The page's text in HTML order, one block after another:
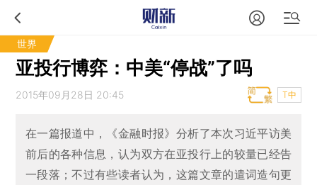
世界
亚投行博弈：中美“停战”了吗
2015年09月28日 20:45 T中
在一篇报道中，《金融时报》分析了本次习近平访美
前后的各种信息，认为双方在亚投行上的较量已经告
一段落；不过有些读者认为，这篇文章的遣词造句更